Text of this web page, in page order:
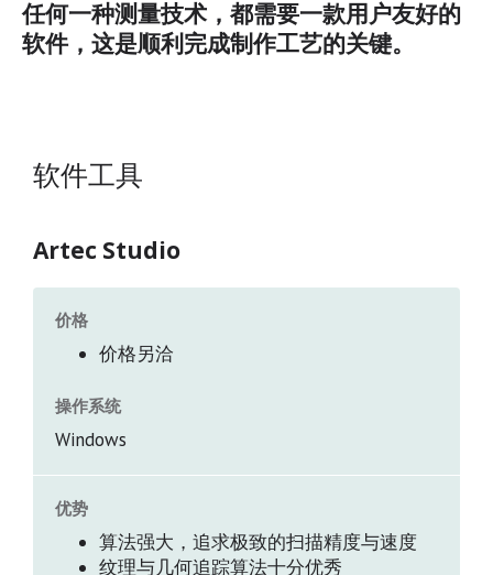
任何一种测量技术，都需要一款用户友好的
软件，这是顺利完成制作工艺的关键。
软件工具
Artec Studio
价格
价格另洽
操作系统
Windows
优势
算法强大，追求极致的扫描精度与速度
纹理与几何追踪算法十分优秀